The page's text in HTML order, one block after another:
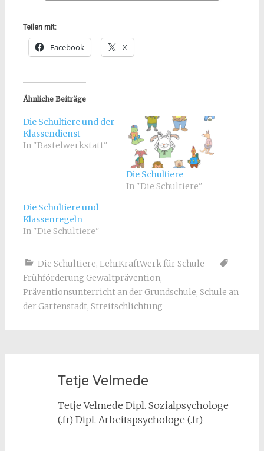
Teilen mit:
Facebook X
Ähnliche Beiträge
Die Schultiere und der
Klassendienst
In "Bastelwerkstatt"
Die Schultiere
In "Die Schultiere"
Die Schultiere und
Klassenregeln
In "Die Schultiere"
Die Schultiere, LehrKraftWerk für Schule
Frühförderung Gewaltprävention,
Präventionsunterricht an der Grundschule, Schule an
der Gartenstadt, Streitschlichtung
Tetje Velmede
Tetje Velmede Dipl. Sozialpsychologe
(.fr) Dipl. Arbeitspsychologe (.fr)